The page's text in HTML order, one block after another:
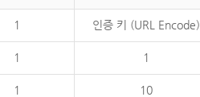
1 인증 키 (URL Encode)
1 1
1 10